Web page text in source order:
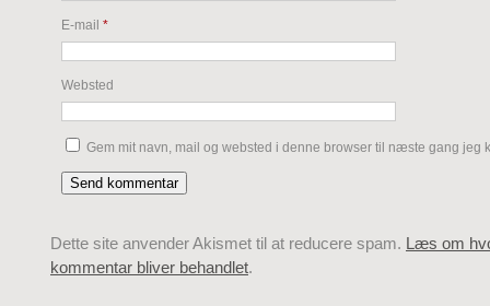
E-mail *
Websted
Gem mit navn, mail og websted i denne browser til næste gang jeg
Dette site anvender Akismet til at reducere spam. Læs om
kommentar bliver behandlet.